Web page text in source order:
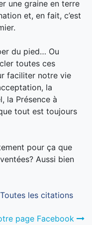
une graine en terre
et, en fait, c’est
du pied… Ou
toutes ces
faciliter notre vie
la
la Présence à
tout est toujours
pour ça que
Aussi bien
les citations
page Facebook